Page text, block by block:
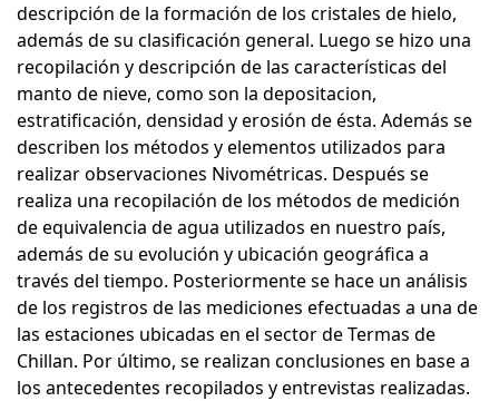
descripción de la formación de los cristales de hielo,
además de su clasificación general. Luego se hizo una
recopilación y descripción de las características del
manto de nieve, como son la depositacion,
estratificación, densidad y erosión de ésta. Además se
describen los métodos y elementos utilizados para
realizar observaciones Nivométricas. Después se
realiza una recopilación de los métodos de medición
de equivalencia de agua utilizados en nuestro país,
además de su evolución y ubicación geográfica a
través del tiempo. Posteriormente se hace un análisis
de los registros de las mediciones efectuadas a una de
las estaciones ubicadas en el sector de Termas de
Chillan. Por último, se realizan conclusiones en base a
los antecedentes recopilados y entrevistas realizadas.